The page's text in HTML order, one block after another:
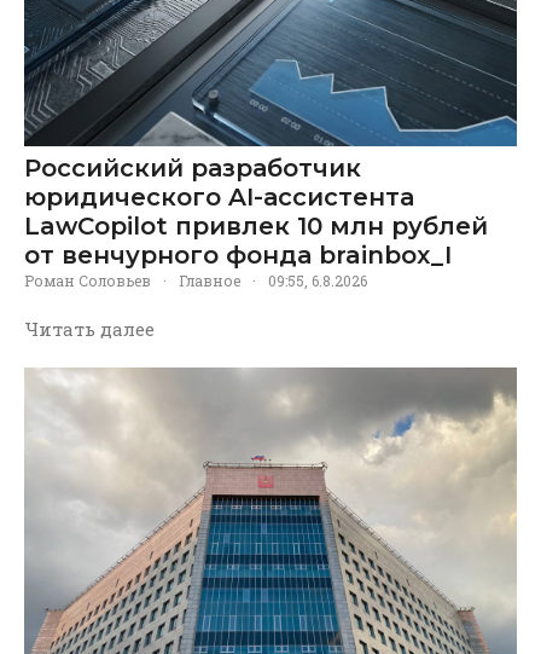
Российский разработчик
юридического AI-ассистента
LawCopilot привлек 10 млн рублей
от венчурного фонда brainbox_I
Роман Соловьев · Главное · 09:55, 6.8.2026
Читать далее